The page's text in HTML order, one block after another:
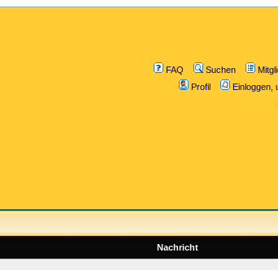
FAQ
Suchen
Profil
Einloggen,
Nachricht